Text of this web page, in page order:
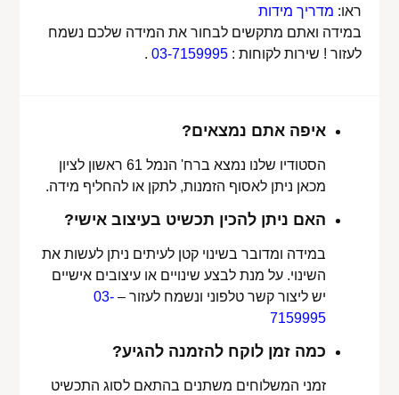
ראו: מדריך מידות
במידה ואתם מתקשים לבחור את המידה שלכם נשמח
לעזור ! שירות לקוחות :03-7159995
.
איפה אתם נמצאים?
הסטודיו שלנו נמצא ברח' הנמל 61 ראשון לציון
מכאן ניתן לאסוף הזמנות, לתקן או להחליף מידה.
האם ניתן להכין תכשיט בעיצוב אישי?
במידה ומדובר בשינוי קטן לעיתים ניתן לעשות את
השינוי. על מנת לבצע שינויים או עיצובים אישיים
יש ליצור קשר טלפוני ונשמח לעזור –03-
7159995
כמה זמן לוקח להזמנה להגיע?
זמני המשלוחים משתנים בהתאם לסוג התכשיט